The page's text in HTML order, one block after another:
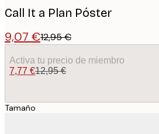
Call It a Plan Póster
9,07 €12,95 €
Activa tu precio de miembro
7,77 €12,95 €
Tamaño